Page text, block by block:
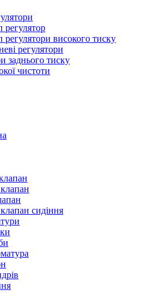
регулятор
регулятори високого тиску
регулятори
заднього тиску
чистоти
сидіння